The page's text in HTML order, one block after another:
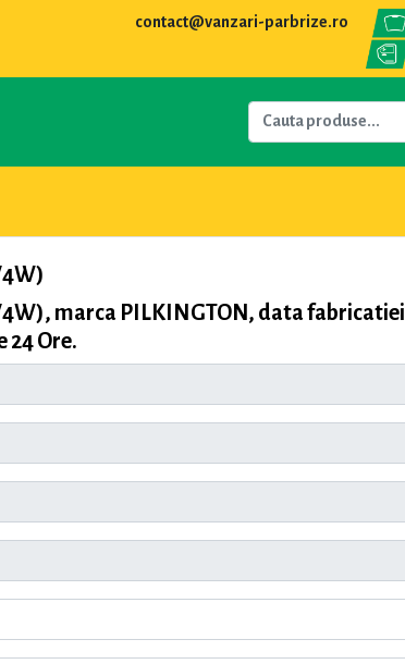
contact@vanzari-parbrize.ro
marca PILKINGTON, data fabricatiei
24 Ore.